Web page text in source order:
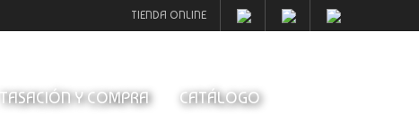
TIENDA ONLINE
TASACIÓN Y COMPRA
CATÁLOGO